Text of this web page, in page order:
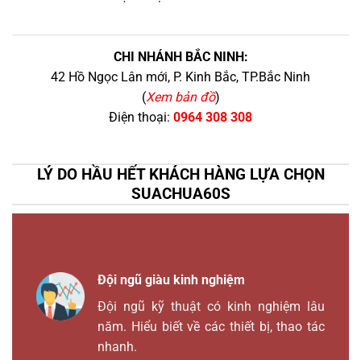
CHI NHÁNH BẮC NINH:
42 Hồ Ngọc Lân mới, P. Kinh Bắc, TP.Bắc Ninh
(Xem bản đồ)
Điện thoại: 0964 308 308
LÝ DO HẦU HẾT KHÁCH HÀNG LỰA CHỌN
SUACHUA60S
Đội ngũ giàu kinh nghiệm
Đội ngũ kỹ thuật có kinh nghiệm lâu
năm. Hiểu biết về các thiết bị, thao tác
nhanh.